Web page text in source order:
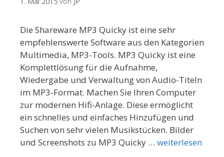
Die Shareware MP3 Quicky ist eine sehr
empfehlenswerte Software aus den Kategorien
Multimedia, MP3-Tools. MP3 Quicky ist eine
Komplettlösung für die Aufnahme,
Wiedergabe und Verwaltung von Audio-Titeln
im MP3-Format. Machen Sie Ihren Computer
zur modernen Hifi-Anlage. Diese ermöglicht
ein schnelles und einfaches Hinzufügen und
Suchen von sehr vielen Musikstücken. Bilder
und Screenshots zu MP3 Quicky … weiterlesen